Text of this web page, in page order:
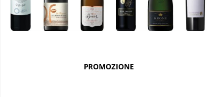
PROMOZIONE